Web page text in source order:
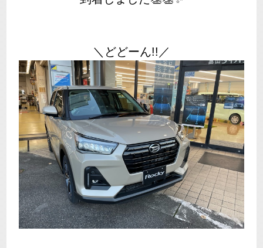
＼どどーん!!／